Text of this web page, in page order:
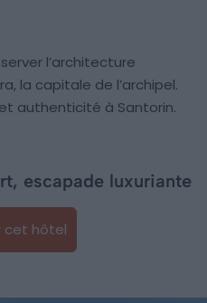
l’architecture
la capitale de l’archipel.
authenticité à Santorin.
escapade luxuriante
cet hôtel